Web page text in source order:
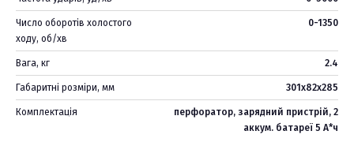
Число оборотів холостого
ходу, об/хв
0-1350
Вага, кг 2.4
Габаритні розміри, мм 301х82х285
Комплектація
перфоратор, зарядний пристрій, 2
аккум. батареї 5 А*ч